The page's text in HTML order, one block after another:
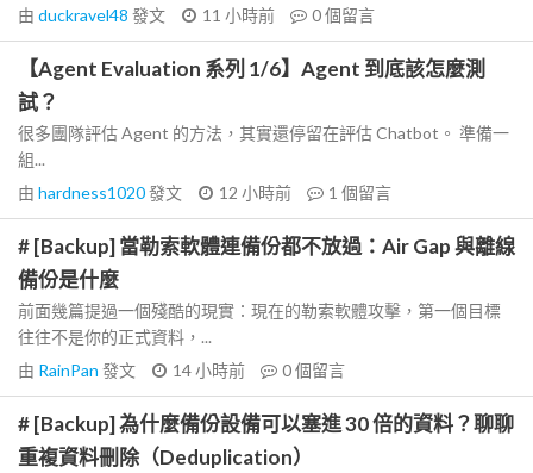
由 duckravel48 發文 11 小時前 0個留言
【Agent Evaluation 系列 1/6】Agent 到底該怎麼測
試？
很多團隊評估 Agent 的方法，其實還停留在評估 Chatbot。 準備一
組...
由 hardness1020發文 12 小時前 1 個留言
# [Backup] 當勒索軟體連備份都不放過：Air Gap 與離線
備份是什麼
前面幾篇提過一個殘酷的現實：現在的勒索軟體攻擊，第一個目標
往往不是你的正式資料，...
由 RainPan 發文 14 小時前 0個留言
# [Backup] 為什麼備份設備可以塞進 30 倍的資料？聊聊
重複資料刪除（Deduplication）